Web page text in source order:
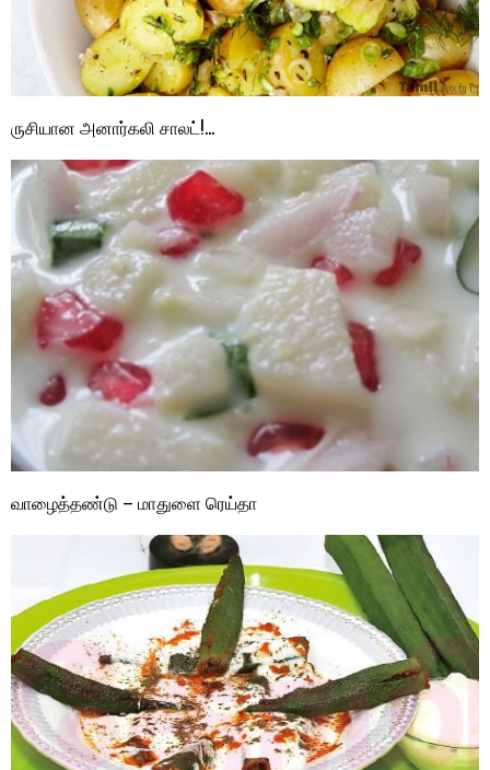
ருசியான அனார்கலி சாலட்!…
வாழைத்தண்டு – மாதுளை ரெய்தா